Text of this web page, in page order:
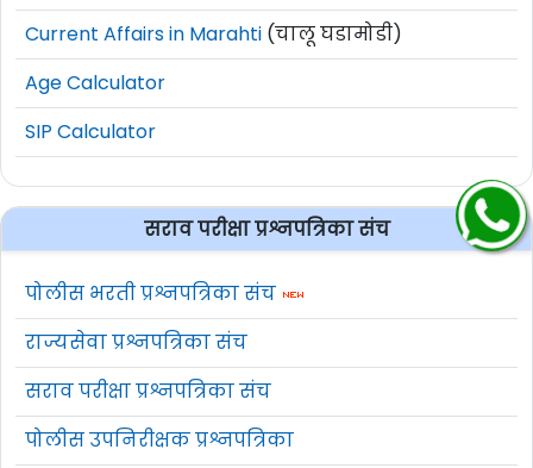
Current Affairs in Marahti (चालू घडामोडी)
Age Calculator
SIP Calculator
सराव परीक्षा प्रश्नपत्रिका संच
पोलीस भरती प्रश्नपत्रिका संच
राज्यसेवा प्रश्नपत्रिका संच
सराव परीक्षा प्रश्नपत्रिका संच
पोलीस उपनिरीक्षक प्रश्नपत्रिका